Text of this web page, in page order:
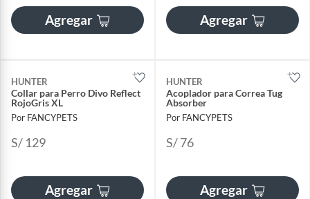
Agregar Agregar
HUNTER
Collar para Perro Divo Reflect
RojoGris XL
Por FANCYPETS
S/ 129
Agregar
HUNTER
Acoplador para Correa Tug
Absorber
Por FANCYPETS
S/ 76
Agregar